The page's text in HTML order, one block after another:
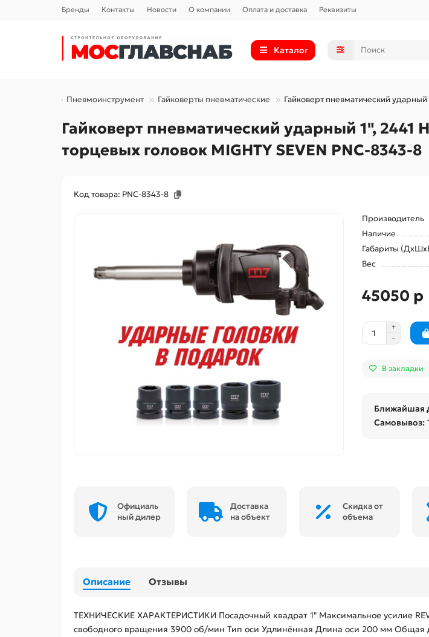
Бренды Контакты Новости О компании Оплата и доставка Реквизиты
Каталог
Пневмоинструмент Гайковерты пневматические Гайковерт пневматический
Гайковерт пневматический ударный 1",
торцевых головок MIGHTY SEVEN PNC-8343-8
Код товара: PNC-8343-8
Производитель
Наличие
Габариты
Вес
45050 р
В закладки
Ближайшая
Самовывоз:
Официаль
ный дилер
Доставка
на объект
Скидка от
объема
Описание Отзывы
ТЕХНИЧЕСКИЕ ХАРАКТЕРИСТИКИ Посадочный квадрат 1" Максимальное усилие
свободного вращения 3900 об/мин Тип оси Удлинённая Длина оси 200 мм Общая